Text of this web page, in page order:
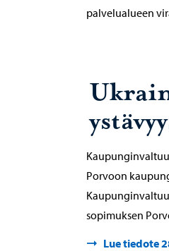
palvelualueen
Porvoon
sopimuksen
Lue tiedote